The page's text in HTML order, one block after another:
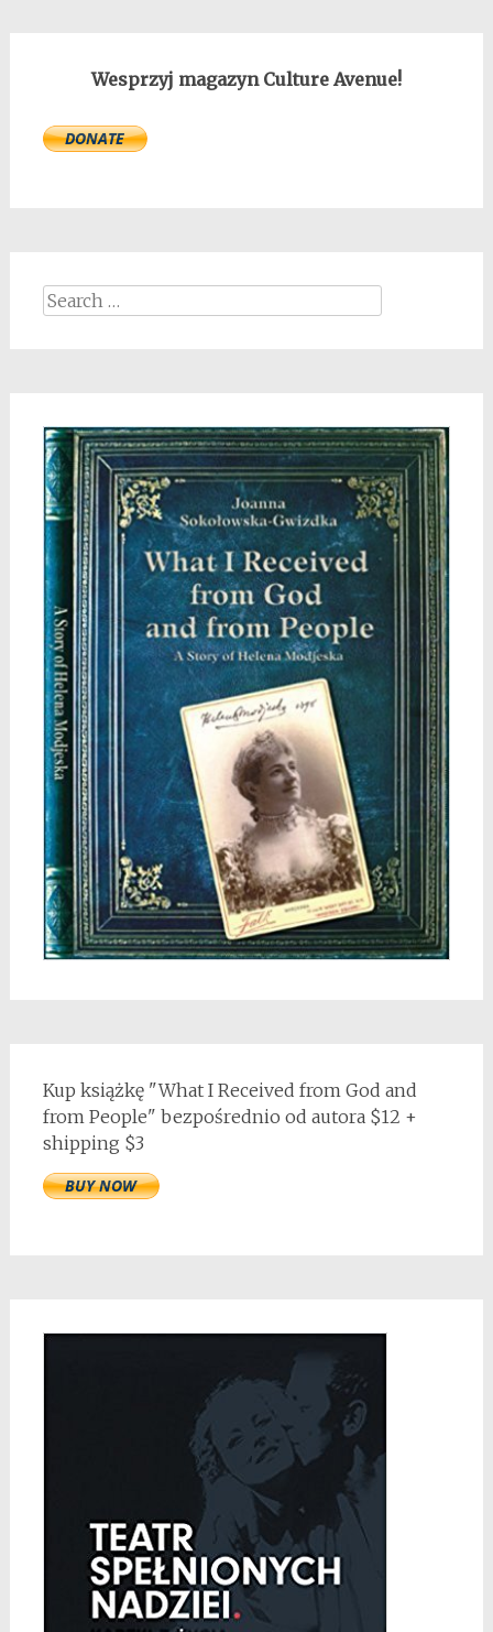
Wesprzyj magazyn Culture Avenue!
Search
for:
Kup książkę "What I Received from God and
from People" bezpośrednio od autora $12 +
shipping $3